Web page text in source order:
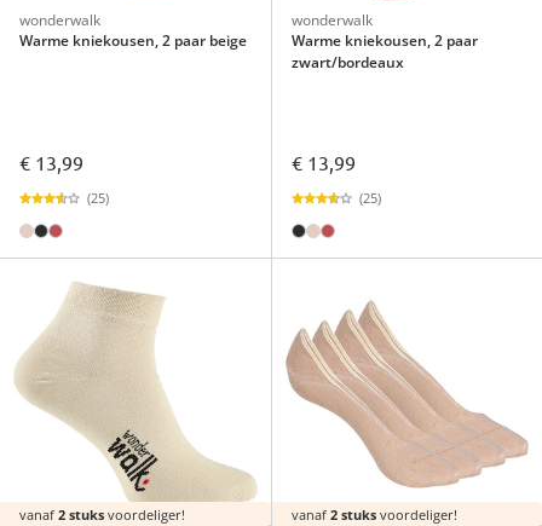
wonderwalk
Warme kniekousen, 2 paar beige
€ 13,99
(25)
wonderwalk
Warme kniekousen, 2 paar
zwart/bordeaux
€ 13,99
(25)
vanaf 2 stuks voordeliger! vanaf 2 stuksvoordeliger!